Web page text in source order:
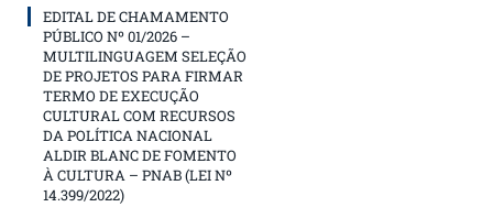
EDITAL DE CHAMAMENTO
PÚBLICO Nº 01/2026 –
MULTILINGUAGEM SELEÇÃO
DE PROJETOS PARA FIRMAR
TERMO DE EXECUÇÃO
CULTURAL COM RECURSOS
DA POLÍTICA NACIONAL
ALDIR BLANC DE FOMENTO
À CULTURA – PNAB (LEI Nº
14.399/2022)